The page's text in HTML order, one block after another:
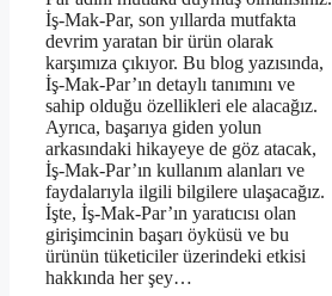
İş-Mak-Par, son yıllarda mutfakta
devrim yaratan bir ürün olarak
karşımıza çıkıyor. Bu blog yazısında,
İş-Mak-Par’ın detaylı tanımını ve
sahip olduğu özellikleri ele alacağız.
Ayrıca, başarıya giden yolun
arkasındaki hikayeye de göz atacak,
İş-Mak-Par’ın kullanım alanları ve
faydalarıyla ilgili bilgilere ulaşacağız.
İşte, İş-Mak-Par’ın yaratıcısı olan
girişimcinin başarı öyküsü ve bu
ürünün tüketiciler üzerindeki etkisi
hakkında her şey…